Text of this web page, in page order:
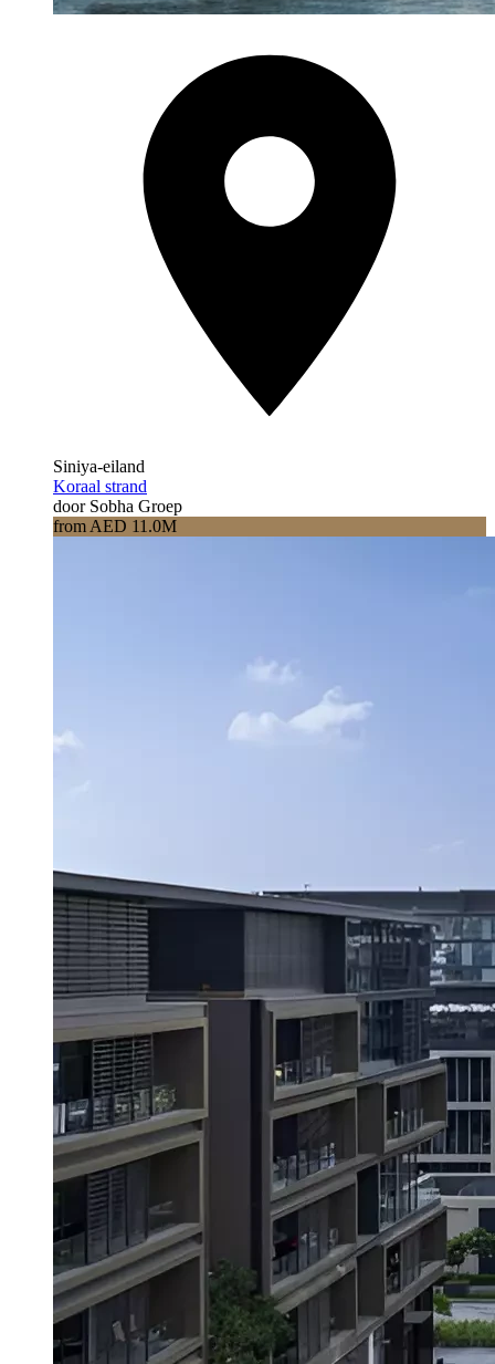
Siniya-eiland
Koraal strand
door Sobha Groep
from AED 11.0M